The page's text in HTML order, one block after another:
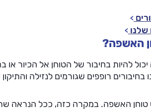
שלנו
האשפה?
להיות בחיבור של הטוחן אל הכיור או
רופפים שגורמים לנזילה
האשפה. במקרה כזה, ככל הנראה